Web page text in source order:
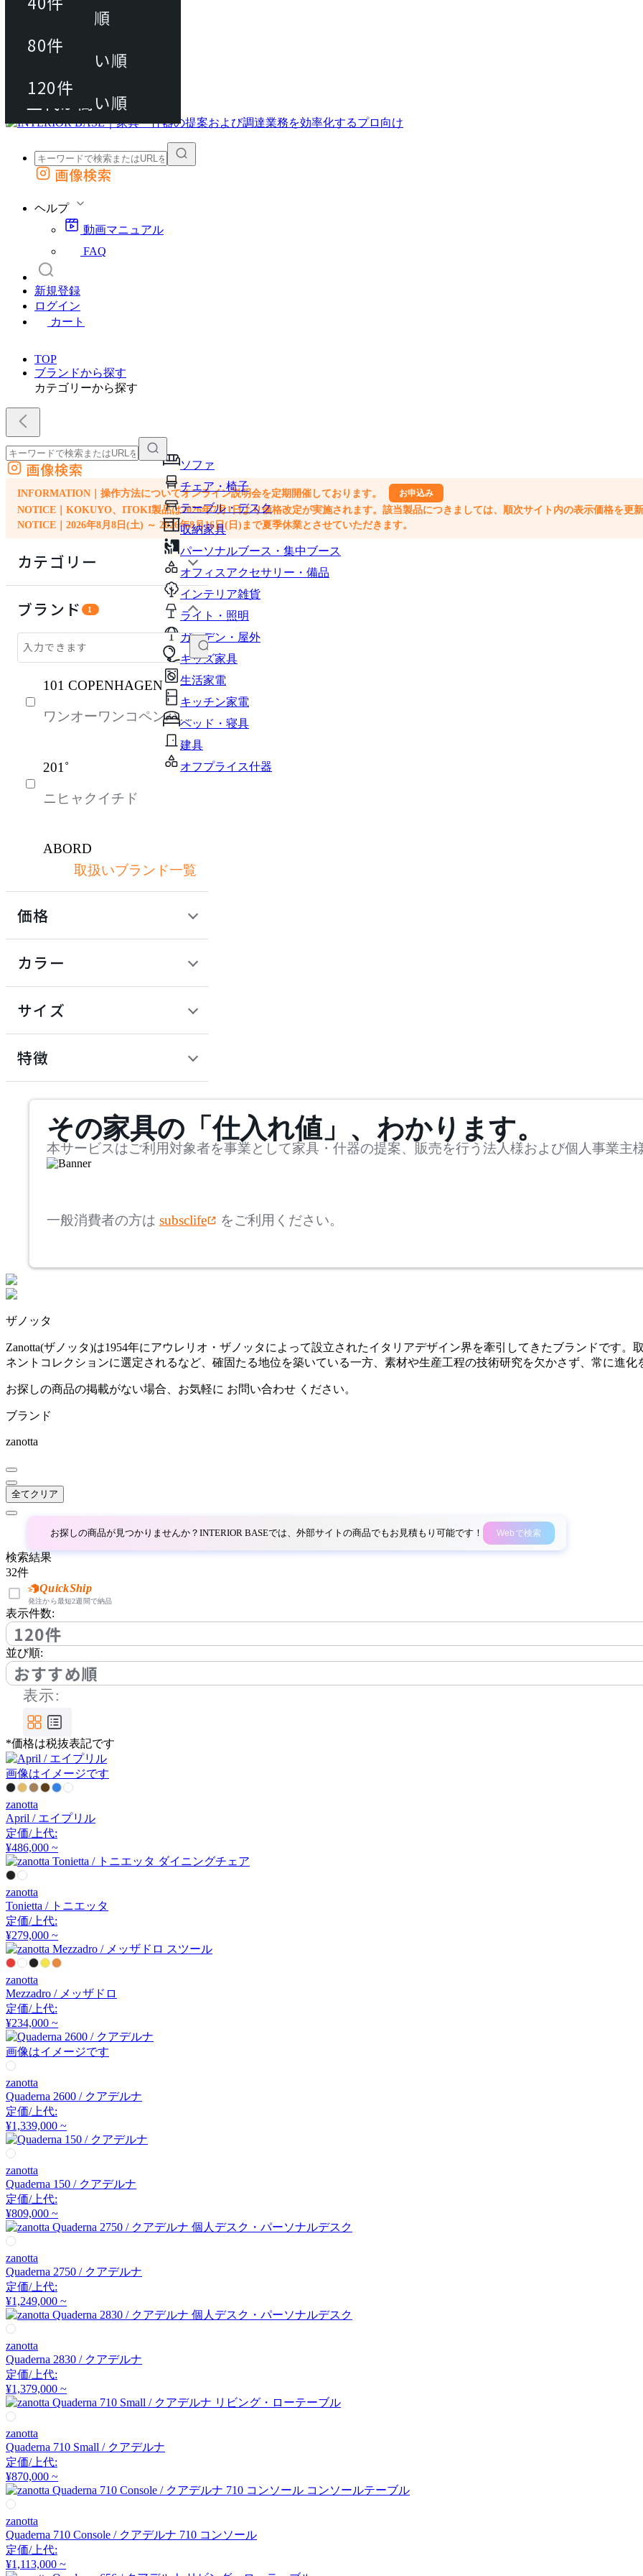
動画マニュアル
FAQ
カート
外部サイトの商品をカートに追加
画像検索
ヘルプ
動画マニュアル
FAQ
新規登録
ログイン
カート
TOP
ブランドから探す
カテゴリーから探す
ソファ
チェア・椅子
テーブル・デスク
収納家具
パーソナルブース・集中ブース
オフィスアクセサリー・備品
インテリア雑貨
ライト・照明
ガーデン・屋外
キッズ家具
生活家電
キッチン家電
ベッド・寝具
建具
オフプライス什器
外部サイトの商品をカートに追加
他のサイトで見つけた商品ページのURLを貼り付けて、カートに追加できます
画像検索
INFORMATION｜操作方法についてオンライン説明会を定期開催しております。 お申込み
NOTICE｜KOKUYO、ITOKI製品は2026年7月1日より価格改定が実施されます。該当製品につきましては、順次サイト内の表示価格を更新
NOTICE｜2026年8月8日(土) ～ 2026年8月16日(日)まで夏季休業とさせていただきます。
カテゴリー
オフィスアクセサリー・備品
インテリア雑貨
ソファ
パーソナルブース・集中ブース
キッチン家電
オフプライス什器
ブランド 1
101 COPENHAGEN
ワンオーワンコペンハー
201˚
ニヒャクイチド
ABORD
アボール
アクメファニチャー
ADAL
アダルトータルインテリ
アコレクション
AINX
アイネクス
aluna
Andreu World
アンドリューワールド
ANONIMA CASTELLI
アノニマカステッリ
Another Garden
アナザーガーデン
ARIAKE
アリアケ
arper
アルペール
arrmet
アーメット
ART WORK STUDIO
アートワークスタジオ
アルテック
アルテミデ
ARUNAi
アルナイ
Astep
AZUMAYA
B-LINE
B.C. SAN MICHELE
取扱いブランド一覧
価格
カラー
サイズ
mm
検索
~
~
特徴
その家具の「仕入れ値」、わかります。
本サービスはご利用対象者を事業として家具・什器の提案、販売を行う法人様および個人事業主
一般消費者の方は subsclife をご利用ください。
ザノッタ
Zanotta(ザノッタ)は1954年にアウレリオ・ザノッタによって設立されたイタリアデザイン界を牽引してきたブランドです
ネントコレクションに選定されるなど、確固たる地位を築いている一方、素材や生産工程の技術研究を欠かさず、常に進化
お探しの商品の掲載がない場合、お気軽に お問い合わせ ください。
ブランド
zanotta
全てクリア
お探しの商品が見つかりませんか？INTERIOR BASEでは、外部サイトの商品でもお見積もり可能です！ Webで検索
検索結果
32件
QuickShip
発注から最短2週間で納品
表示件数:
120件
80件
120件
並び順:
おすすめ順
おすすめ順
上代が安い順
上代が高い順
表示:
*価格は税抜表記です
画像はイメージです
zanotta
April / エイプリル
定価/上代:
¥486,000 ~
zanotta
Tonietta / トニエッタ
定価/上代:
¥279,000 ~
zanotta
Mezzadro / メッザドロ
定価/上代:
¥234,000 ~
画像はイメージです
zanotta
Quaderna 2600 / クアデルナ
定価/上代:
¥1,339,000 ~
zanotta
Quaderna 150 / クアデルナ
定価/上代:
¥809,000 ~
zanotta
Quaderna 2750 / クアデルナ
定価/上代:
¥1,249,000 ~
zanotta
Quaderna 2830 / クアデルナ
定価/上代:
¥1,379,000 ~
zanotta
Quaderna 710 Small / クアデルナ
定価/上代:
¥870,000 ~
zanotta
Quaderna 710 Console / クアデルナ 710 コンソール
定価/上代:
¥1,113,000 ~
80件
120件